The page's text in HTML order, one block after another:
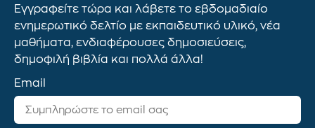
Εγγραφείτε τώρα και λάβετε το εβδομαδιαίο
ενημερωτικό δελτίο με εκπαιδευτικό υλικό, νέα
μαθήματα, ενδιαφέρουσες δημοσιεύσεις,
δημοφιλή βιβλία και πολλά άλλα!
Email